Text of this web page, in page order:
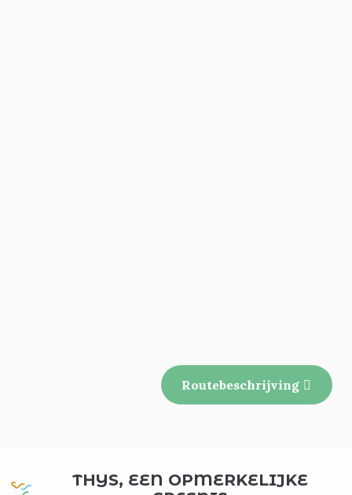
Routebeschrijving
THYS, EEN OPMERKELIJKE